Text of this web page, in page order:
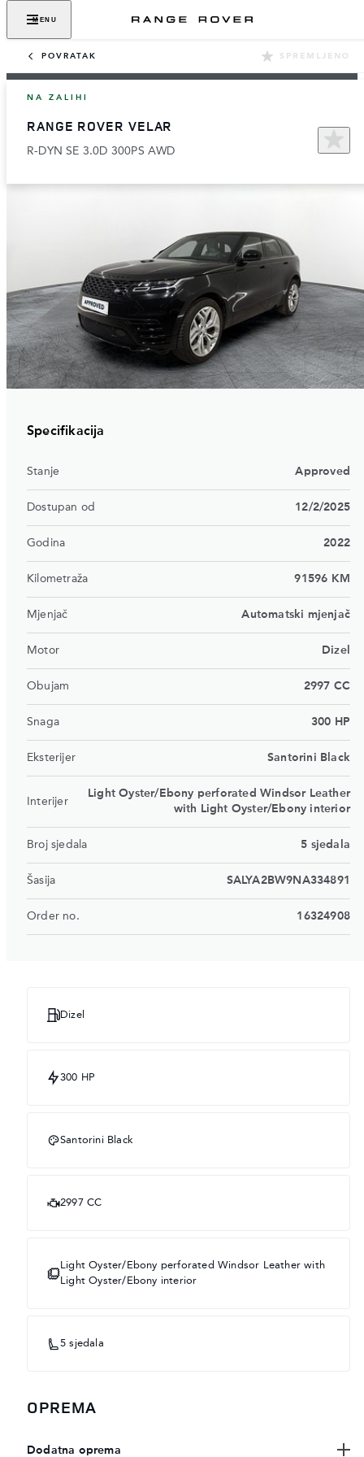
MENU
POVRATAK SPREMLJENO
NA ZALIHI
RANGE ROVER VELAR
R-DYN SE 3.0D 300PS AWD
Specifikacija
Stanje Approved
Dostupan od 12/2/2025
Godina 2022
Kilometraža 91596 KM
Mjenjač Automatski mjenjač
Motor Dizel
Obujam 2997 CC
Snaga 300 HP
Eksterijer Santorini Black
Interijer
Light Oyster/Ebony perforated Windsor Leather
with Light Oyster/Ebony interior
Broj sjedala 5 sjedala
Šasija SALYA2BW9NA334891
Order no. 16324908
Dizel
300 HP
Santorini Black
2997 CC
Light Oyster/Ebony perforated Windsor Leather with
Light Oyster/Ebony interior
5 sjedala
OPREMA
Dodatna oprema